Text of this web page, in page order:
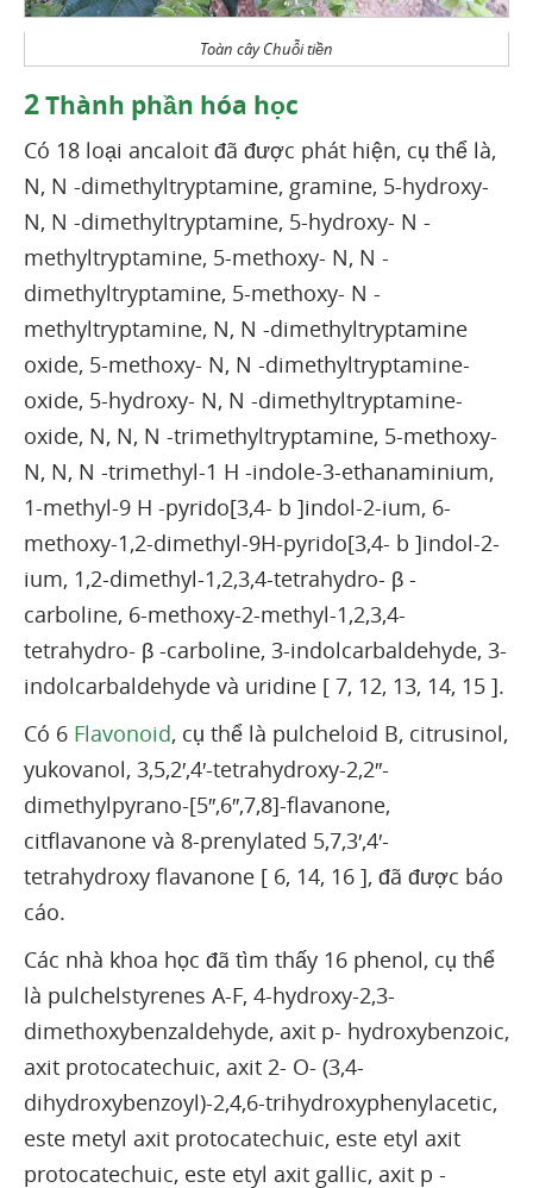
Toàn cây Chuỗi tiền
2Thành phần hóa học
Có 18 loại ancaloit đã được phát hiện, cụ thể là,
N, N -dimethyltryptamine, gramine, 5-hydroxy-
N, N -dimethyltryptamine, 5-hydroxy- N -
methyltryptamine, 5-methoxy- N, N -
dimethyltryptamine, 5-methoxy- N -
methyltryptamine, N, N -dimethyltryptamine
oxide, 5-methoxy- N, N -dimethyltryptamine-
oxide, 5-hydroxy- N, N -dimethyltryptamine-
oxide, N, N, N -trimethyltryptamine, 5-methoxy-
N, N, N -trimethyl-1 H -indole-3-ethanaminium,
1-methyl-9 H -pyrido[3,4- b ]indol-2-ium, 6-
methoxy-1,2-dimethyl-9H-pyrido[3,4- b ]indol-2-
ium, 1,2-dimethyl-1,2,3,4-tetrahydro- β -
carboline, 6-methoxy-2-methyl-1,2,3,4-
tetrahydro- β -carboline, 3-indolcarbaldehyde, 3-
indolcarbaldehyde và uridine [ 7, 12, 13, 14, 15 ].
Có 6 Flavonoid, cụ thể là pulcheloid B, citrusinol,
yukovanol, 3,5,2′,4′-tetrahydroxy-2,2″-
dimethylpyrano-[5″,6″,7,8]-flavanone,
citflavanone và 8-prenylated 5,7,3′,4′-
tetrahydroxy flavanone [ 6, 14, 16 ], đã được báo
cáo.
Các nhà khoa học đã tìm thấy 16 phenol, cụ thể
là pulchelstyrenes A-F, 4-hydroxy-2,3-
dimethoxybenzaldehyde, axit p- hydroxybenzoic,
axit protocatechuic, axit 2- O- (3,4-
dihydroxybenzoyl)-2,4,6-trihydroxyphenylacetic,
este metyl axit protocatechuic, este etyl axit
protocatechuic, este etyl axit gallic, axit p -